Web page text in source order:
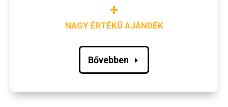
+
NAGY ÉRTÉKŰ AJÁNDÉK
Bővebben